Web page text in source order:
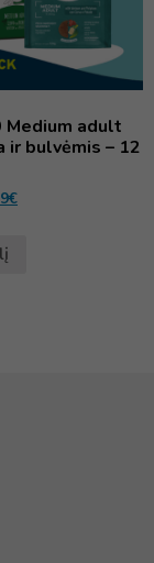
Medium adult
ir bulvėmis – 12
€